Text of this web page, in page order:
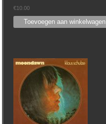
€10.00
Toevoegen aan winkelwagen